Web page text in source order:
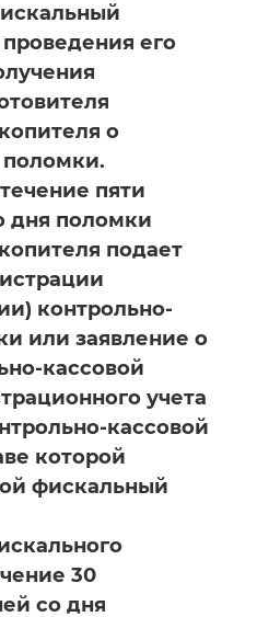
его
о
поломки.
пяти
дня поломки
подает
контрольно-
или заявление о
кассовой
учета
кассовой
которой
фискальный
30
со дня